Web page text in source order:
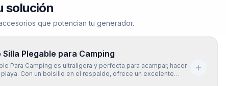
solución
que potencian tu generador.
Plegable para Camping
Para Camping es ultraligera y perfecta para acampar, hacer
playa. Con un bolsillo en el respaldo, ofrece un excelente
espalda y te permite disfrutar cómodamente de tus